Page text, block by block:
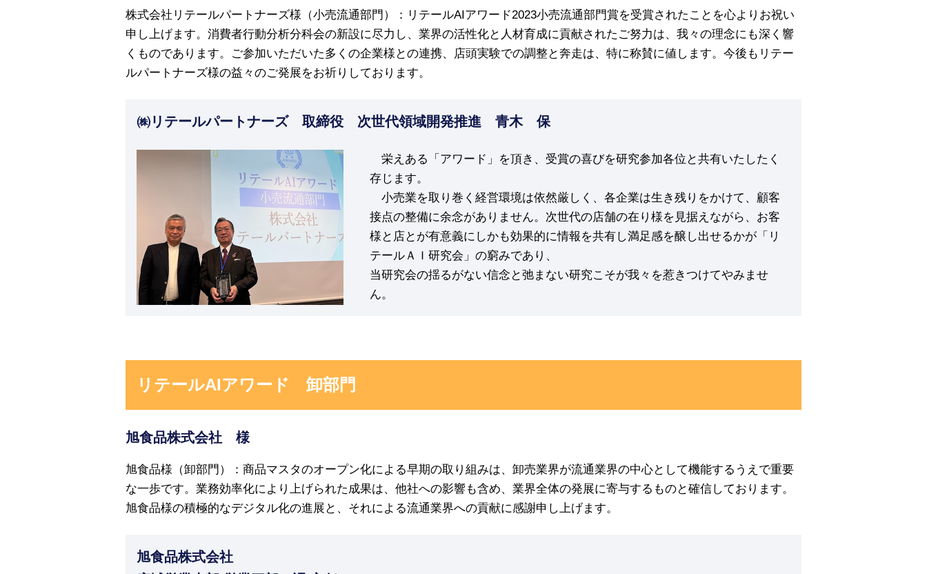
株式会社リテールパートナーズ様（小売流通部門）：リテールAIアワード2023小売流通部門賞を受賞されたことを心よりお祝い
申し上げます。消費者行動分析分科会の新設に尽力し、業界の活性化と人材育成に貢献されたご努力は、我々の理念にも深く響
くものであります。ご参加いただいた多くの企業様との連携、店頭実験での調整と奔走は、特に称賛に値します。今後もリテー
ルパートナーズ様の益々のご発展をお祈りしております。
㈱リテールパートナーズ 取締役 次世代領域開発推進 青木 保
栄えある「アワード」を頂き、受賞の喜びを研究参加各位と共有いたしたく
存じます。
小売業を取り巻く経営環境は依然厳しく、各企業は生き残りをかけて、顧客
接点の整備に余念がありません。次世代の店舗の在り様を見据えながら、お客
様と店とが有意義にしかも効果的に情報を共有し満足感を醸し出せるかが「リ
テールＡＩ研究会」の窮みであり、
当研究会の揺るがない信念と弛まない研究こそが我々を惹きつけてやみませ
ん。
リテールAIアワード 卸部門
旭食品株式会社 様
旭食品様（卸部門）：商品マスタのオープン化による早期の取り組みは、卸売業界が流通業界の中心として機能するうえで重要
な一歩です。業務効率化により上げられた成果は、他社への影響も含め、業界全体の発展に寄与するものと確信しております。
旭食品様の積極的なデジタル化の進展と、それによる流通業界への貢献に感謝申し上げます。
旭食品株式会社